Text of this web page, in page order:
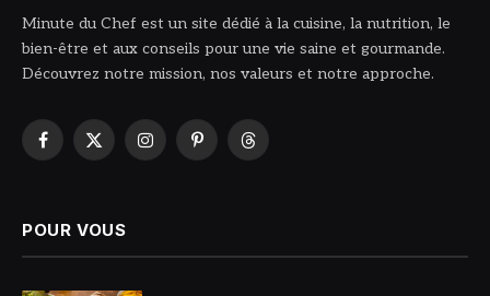
Minute du Chef est un site dédié à la cuisine, la nutrition, le
bien-être et aux conseils pour une vie saine et gourmande.
Découvrez notre mission, nos valeurs et notre approche.
Facebook
X
InstagramPinterestThreads
POUR VOUS